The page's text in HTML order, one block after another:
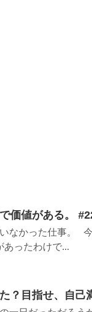
価値がある。
なかった仕事。
あったわけで...
？目指せ、自己